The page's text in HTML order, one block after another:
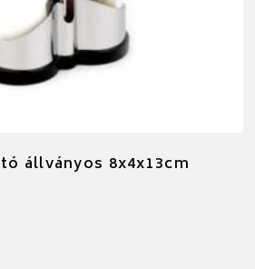
állványos 8x4x13cm